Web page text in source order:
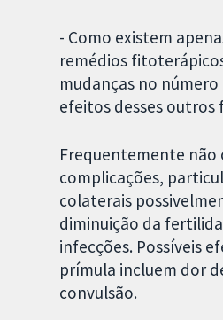
- Como existem
remédios
mudanças no
efeitos desses
Frequentemente não
complicações,
colaterais
diminuição da
infecções. Possíveis
prímula incluem dor
convulsão.